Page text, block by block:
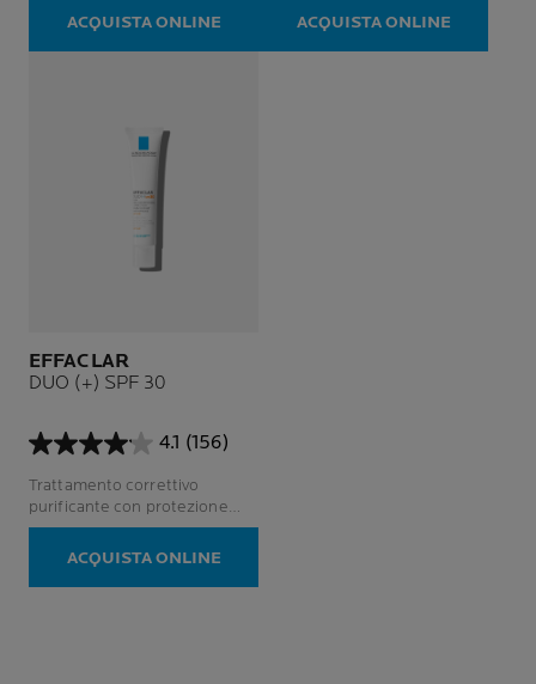
recensioni
ACQUISTA ONLINE
recensioni
ACQUISTA ONLINE
EFFACLAR
DUO (+) SPF 30
4.1 (156)
4.1
su
5
stelle.
recensioni
Trattamento correttivo
purificante con protezione
anti-UV
ACQUISTA ONLINE